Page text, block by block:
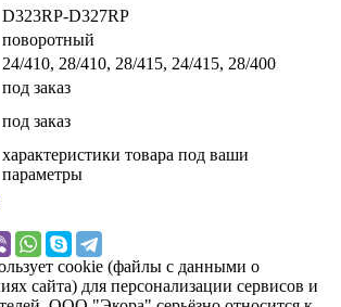
D323RP-D327RP
поворотный
24/410, 28/410, 28/415, 24/415, 28/400
под заказ
под заказ
характеристики товара под ваши
параметры
cookie (файлы с данными о
сайта) для персонализации сервисов и